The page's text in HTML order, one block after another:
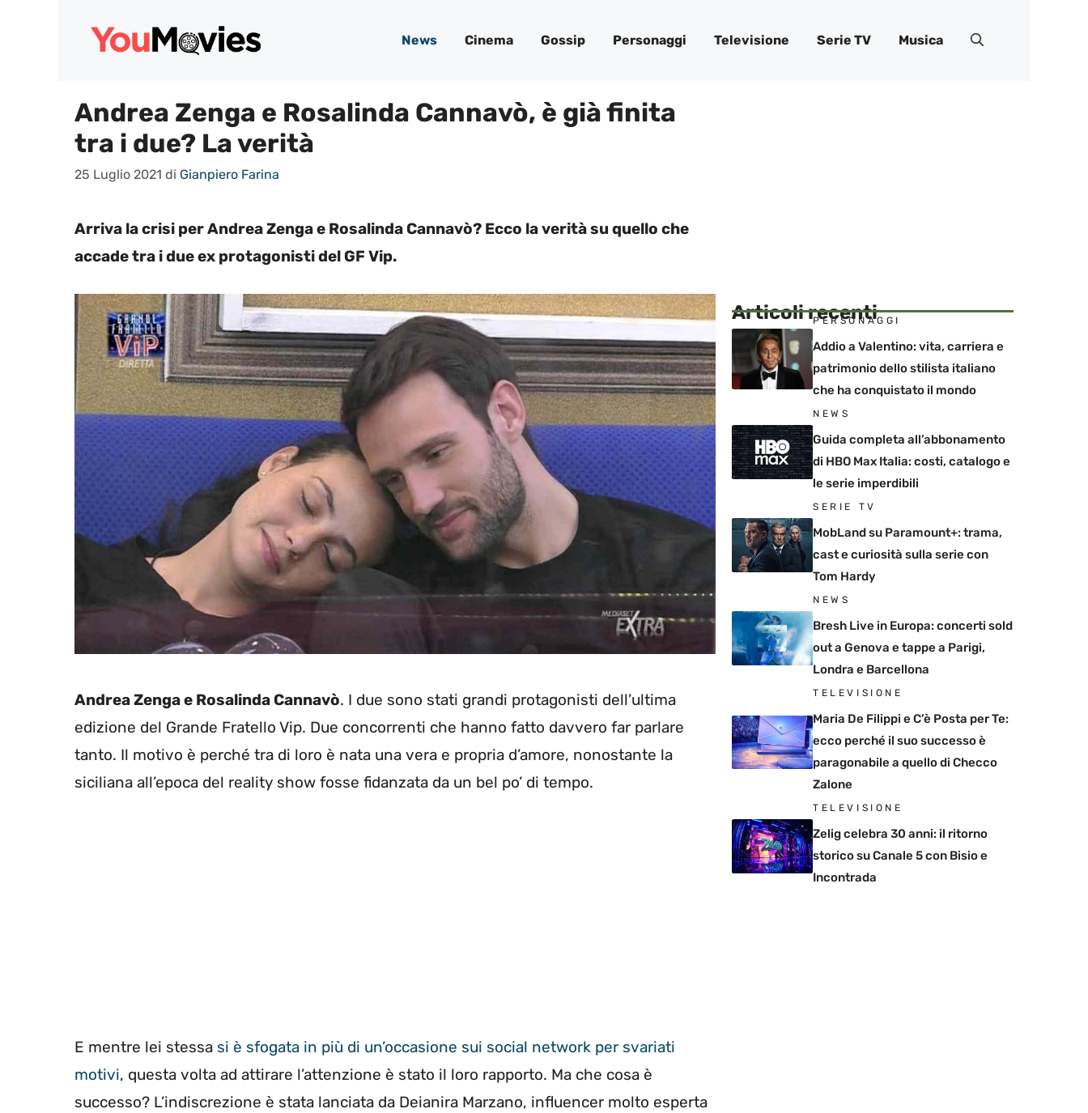
News Cinema Gossip Personaggi Televisione Serie TV Musica
Andrea Zenga e Rosalinda Cannavò, è già finita
tra i due? La verità
25 Luglio 2021 di Gianpiero Farina
Arriva la crisi per Andrea Zenga e Rosalinda Cannavò? Ecco la verità su quello che
accade tra i due ex protagonisti del GF Vip.
Andrea Zenga e Rosalinda Cannavò. I due sono stati grandi protagonisti dell’ultima
edizione del Grande Fratello Vip. Due concorrenti che hanno fatto davvero far parlare
tanto. Il motivo è perché tra di loro è nata una vera e propria d’amore, nonostante la
siciliana all’epoca del reality show fosse fidanzata da un bel po’ di tempo.
E mentre lei stessa si è sfogata in più di un’occasione sui social network per svariati
motivi, questa volta ad attirare l’attenzione è stato il loro rapporto. Ma che cosa è
successo? L’indiscrezione è stata lanciata da Deianira Marzano, influencer molto esperta
Articoli recenti
PERSONAGGI
Addio a Valentino: vita, carriera e
patrimonio dello stilista italiano
che ha conquistato il mondo
NEWS
Guida completa all’abbonamento
di HBO Max Italia: costi, catalogo e
le serie imperdibili
SERIE TV
MobLand su Paramount+: trama,
cast e curiosità sulla serie con
Tom Hardy
NEWS
Bresh Live in Europa: concerti sold
out a Genova e tappe a Parigi,
Londra e Barcellona
TELEVISIONE
Maria De Filippi e C’è Posta per Te:
ecco perché il suo successo è
paragonabile a quello di Checco
Zalone
TELEVISIONE
Zelig celebra 30 anni: il ritorno
storico su Canale 5 con Bisio e
Incontrada